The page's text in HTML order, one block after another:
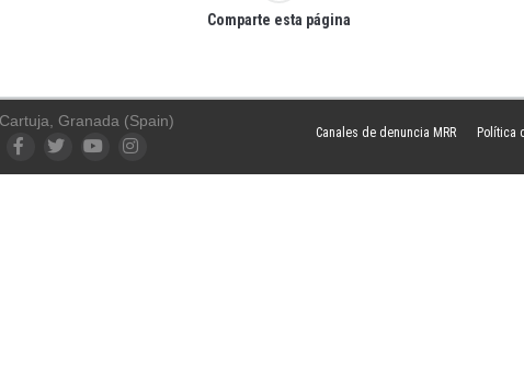
Comparte esta página
Granada (Spain)
TwitterYouTubeInstagram
Canales de denuncia MRR Política